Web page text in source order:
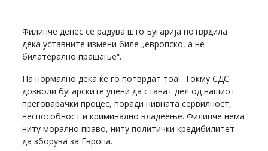
Филипче денес се радува што Бугарија потврдила
дека уставните измени биле „европско, а не
билатерално прашање“.
Па нормално дека ќе го потврдат тоа! Токму СДС
дозволи бугарските уцени да станат дел од нашиот
преговарачки процес, поради нивната сервилност,
неспособност и криминално владеење. Филипче нема
ниту морално право, ниту политички кредибилитет
да зборува за Европа.